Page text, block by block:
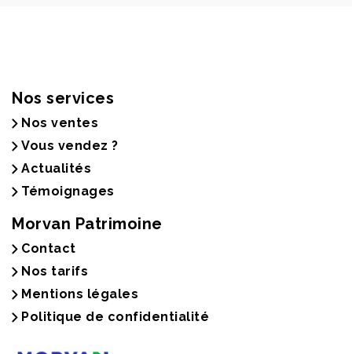
Nos services
Nos ventes
Vous vendez ?
Actualités
Témoignages
Morvan Patrimoine
Contact
Nos tarifs
Mentions légales
Politique de confidentialité